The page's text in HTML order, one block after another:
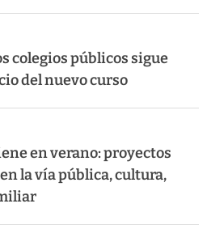
colegios públicos sigue
del nuevo curso
en verano: proyectos
la vía pública, cultura,